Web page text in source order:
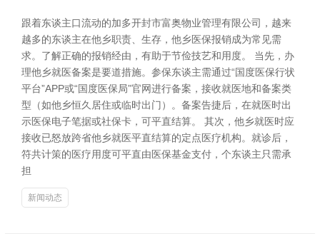
跟着东谈主口流动的加多开封市富奥物业管理有限公司，越来
越多的东谈主在他乡职责、生存，他乡医保报销成为常见需
求。了解正确的报销经由，有助于节俭技艺和用度。 当先，办
理他乡就医备案是要道措施。参保东谈主需通过“国度医保行状
平台”APP或“国度医保局”官网进行备案，接收就医地和备案类
型（如他乡恒久居住或临时出门）。备案告捷后，在就医时出
示医保电子笔据或社保卡，可平直结算。 其次，他乡就医时应
接收已怒放跨省他乡就医平直结算的定点医疗机构。就诊后，
符共计策的医疗用度可平直由医保基金支付，个东谈主只需承
担
新闻动态